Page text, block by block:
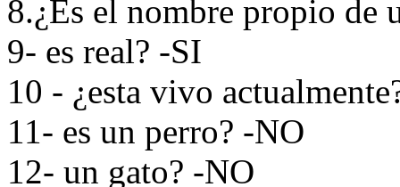
8.¿Es el nombre propio de
9- es real? -SI
10 - ¿esta vivo
11- es un perro? -NO
12- un gato? -NO